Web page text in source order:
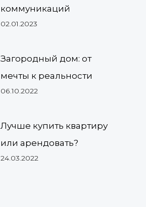
коммуникаций
02.01.2023
Загородный дом: от
мечты к реальности
06.10.2022
Лучше купить квартиру
или арендовать?
24.03.2022